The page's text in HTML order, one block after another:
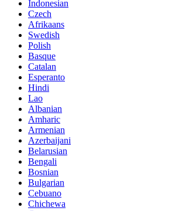
Indonesian
Czech
Afrikaans
Swedish
Polish
Basque
Catalan
Esperanto
Hindi
Lao
Albanian
Amharic
Armenian
Azerbaijani
Belarusian
Bengali
Bosnian
Bulgarian
Cebuano
Chichewa